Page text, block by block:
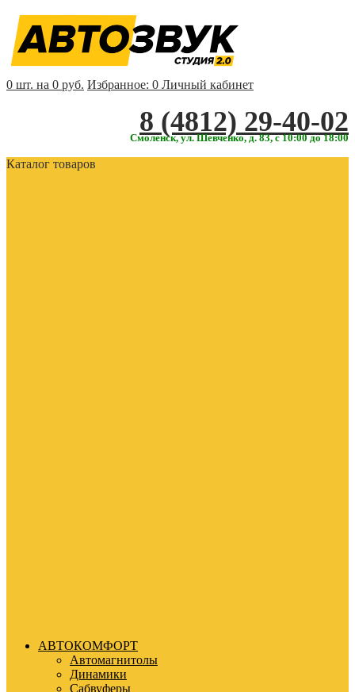
0 шт. на 0 руб. Избранное: 0 Личный кабинет
‎‎8 (4812) 29-40-02
Смоленск, ул. Шевченко, д. 83, с 10:00 до 18:00
Каталог товаров
АВТОКОМФОРТ
Автомагнитолы
Динамики
Сабвуферы